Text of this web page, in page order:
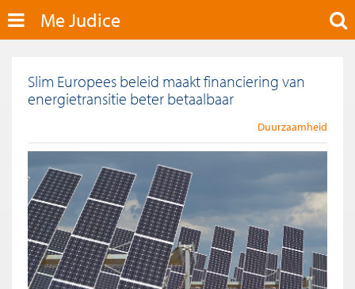
Me Judice
Slim Europees beleid maakt financiering van
energietransitie beter betaalbaar
Duurzaamheid